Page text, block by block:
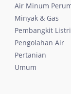
Air Minum
Minyak & Gas
Pembangkit
Pengolahan Air
Pertanian
Umum